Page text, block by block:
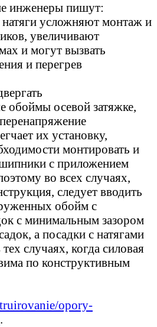
инженеры пишут:
усложняют монтаж и
увеличивают
и могут вызвать
и перегрев
обоймы осевой затяжке,
их установку,
монтировать и
с приложением
во всех случаях,
следует вводить
обойм с
с минимальным зазором
а посадки с натягами
случаях, когда силовая
по конструктивным
opory-
.